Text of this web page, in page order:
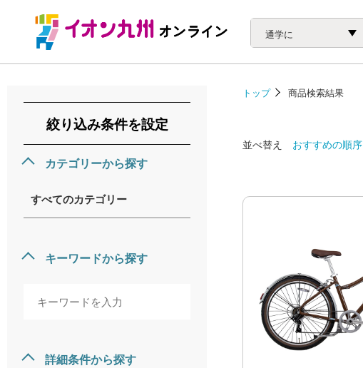
通学に
絞り込み条件を設定
カテゴリーから探す
すべてのカテゴリー
キーワードから探す
詳細条件から探す
トップ 商品検索結果
並べ替え おすすめの順序